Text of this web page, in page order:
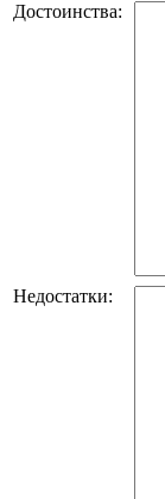
Достоинства:
Недостатки: